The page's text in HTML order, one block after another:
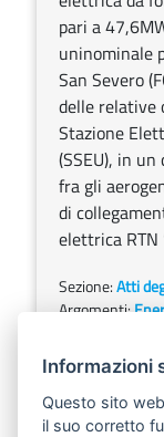
pari a
uninominale
San Severo
delle relative
Stazione
(SSEU), in
fra gli
di
elettrica RTN
Sezione:Atti
Argomenti:
PIVEXO
Scarica
Informazioni
Questo sito
il suo corretto